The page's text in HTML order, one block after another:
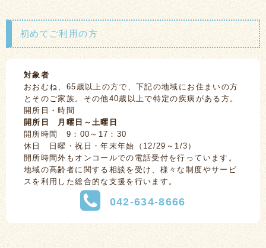
初めてご利用の方
対象者
おおむね、65歳以上の方で、下記の地域にお住まいの方
とそのご家族。その他40歳以上で特定の疾病がある方。
開所日・時間
開所日 月曜日～土曜日
開所時間 9：00～17：30
休日 日曜・祝日・年末年始（12/29～1/3）
開所時間外もオンコールでの電話受付を行っています。
地域の高齢者に関する相談を受け、様々な制度やサービ
スを利用した総合的な支援を行います。
042-634-8666